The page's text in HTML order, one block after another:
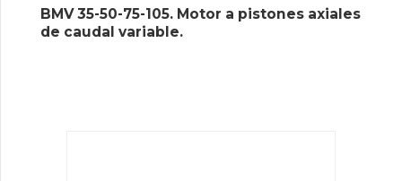
BMV 35-50-75-105. Motor a pistones axiales
de caudal variable.